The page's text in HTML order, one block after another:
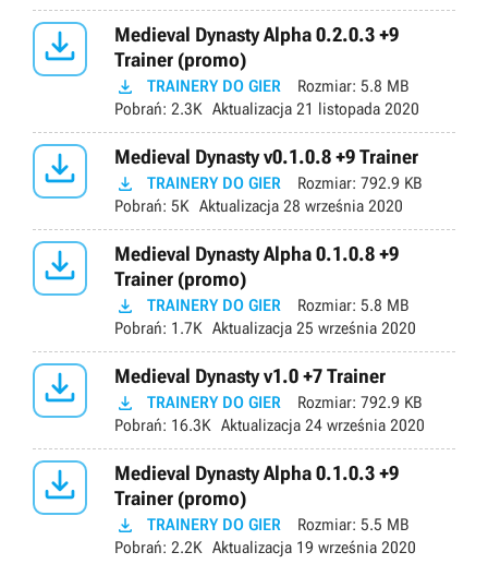

Medieval Dynasty Alpha 0.2.0.3 +9
Trainer (promo)
 TRAINERY DO GIER Rozmiar: 5.8 MB
Pobrań: 2.3K Aktualizacja 21 listopada 2020
 Medieval Dynasty v0.1.0.8 +9 Trainer
 TRAINERY DO GIER Rozmiar: 792.9 KB
Pobrań: 5K Aktualizacja 28 września 2020

Medieval Dynasty Alpha 0.1.0.8 +9
Trainer (promo)
 TRAINERY DO GIER Rozmiar: 5.8 MB
Pobrań: 1.7K Aktualizacja 25 września 2020
 Medieval Dynasty v1.0 +7 Trainer
 TRAINERY DO GIER Rozmiar: 792.9 KB
Pobrań: 16.3K Aktualizacja 24 września 2020

Medieval Dynasty Alpha 0.1.0.3 +9
Trainer (promo)
 TRAINERY DO GIER Rozmiar: 5.5 MB
Pobrań: 2.2K Aktualizacja 19 września 2020